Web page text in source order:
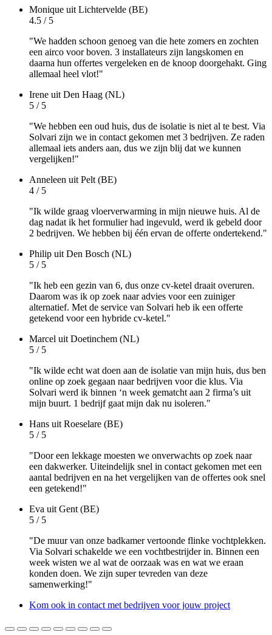
Monique uit Lichtervelde (BE)
4.5 / 5
"We hadden schoon genoeg van die hete zomers en zochten
een airco voor boven. 3 installateurs zijn langskomen en
daarna hun offertes vergeleken en de knoop doorgehakt. Ging
allemaal heel vlot!"
Irene uit Den Haag (NL)
5 / 5
"We hebben een oud huis, dus de isolatie is niet al te best. Via
Solvari zijn we in contact gekomen met 3 bedrijven. Ze raden
allemaal iets anders aan, dus we zijn blij dat we kunnen
vergelijken!"
Anneleen uit Pelt (BE)
4 / 5
"Ik wilde graag vloerverwarming in mijn nieuwe huis. Al de
dag nadat ik het formulier had ingevuld, werd ik gebeld door
2 bedrijven. We hebben bij één ervan de offerte ondertekend."
Philip uit Den Bosch (NL)
5 / 5
"Ik heb een gezin van 6, dus onze cv-ketel draait overuren.
Daarom was ik op zoek naar advies voor een zuiniger
alternatief. Met de service van Solvari heb ik een offerte
getekend voor een hybride cv-ketel."
Marcel uit Doetinchem (NL)
5 / 5
"Ik wilde echt wat doen aan de isolatie van mijn huis, dus ben
online op zoek gegaan naar bedrijven voor die klus. Via
Solvari werd ik binnen ‘n week gematcht aan 2 firma’s uit
mijn buurt. 1 bedrijf gaat mijn dak nu isoleren."
Hans uit Roeselare (BE)
5 / 5
"Door een lekkage moesten we onverwachts op zoek naar
een dakwerker. Uiteindelijk snel in contact gekomen met een
aantal bedrijven en na het vergelijken van de offertes ook snel
een getekend!"
Eva uit Gent (BE)
5 / 5
"De muur van onze badkamer vertoonde flinke vochtplekken.
Via Solvari schakelde we een vochtbestrijder in. Binnen een
week wisten we al wat de oorzaak was en wat we eraan
konden doen. We zijn super tevreden van deze
samenwerking!"
Kom ook in contact met bedrijven voor jouw project